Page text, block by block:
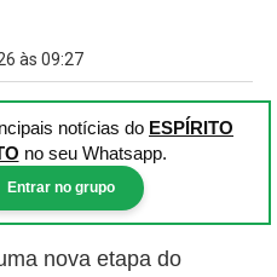
às 09:27
notícias do ESPÍRITO
no seu Whatsapp.
Entrar no grupo
nova etapa do